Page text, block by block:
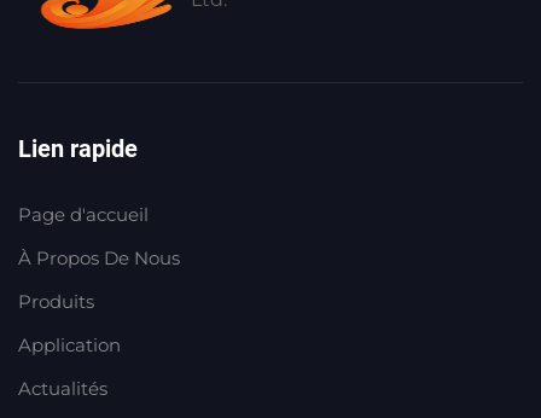
Lien rapide
Page d'accueil
À Propos De Nous
Produits
Application
Actualités